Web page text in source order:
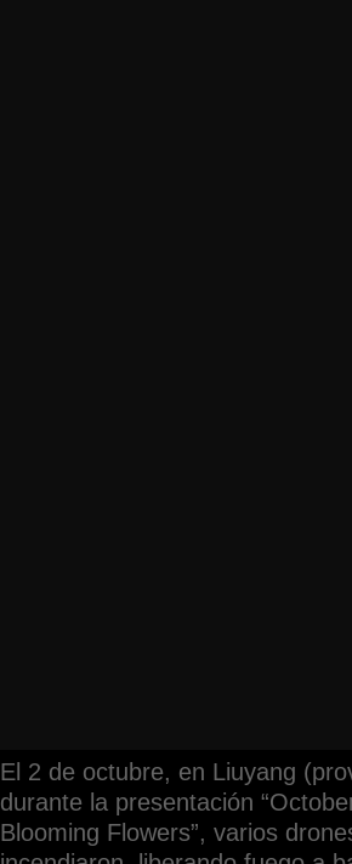
El 2 de octubre, en Liuyang
durante la presentación
Blooming Flowers”, varios